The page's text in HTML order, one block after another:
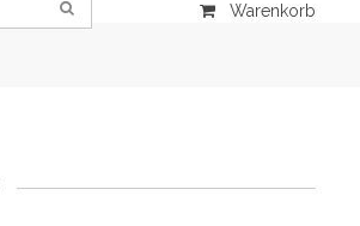
Warenkorb